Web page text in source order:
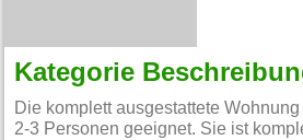
Kategorie
Die komplett ausgestattete
2-3 Personen geeignet. Sie ist